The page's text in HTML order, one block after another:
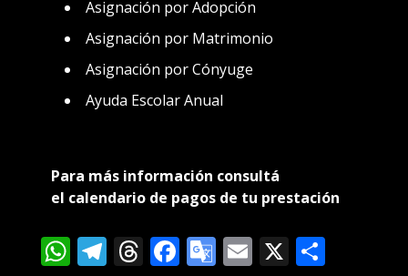
Asignación por Adopción
Asignación por Matrimonio
Asignación por Cónyuge
Ayuda Escolar Anual
Para más información consultá
el calendario de pagos de tu prestación
WhatsApp
Telegram
Threads
Facebook
Google
Email
X